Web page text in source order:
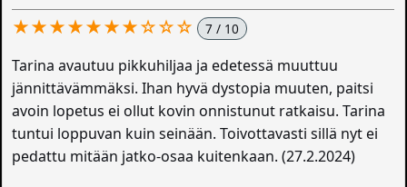
★★★★★★★☆☆☆ 7 / 10
Tarina avautuu pikkuhiljaa ja edetessä muuttuu
jännittävämmäksi. Ihan hyvä dystopia muuten, paitsi
avoin lopetus ei ollut kovin onnistunut ratkaisu. Tarina
tuntui loppuvan kuin seinään. Toivottavasti sillä nyt ei
pedattu mitään jatko-osaa kuitenkaan. (27.2.2024)